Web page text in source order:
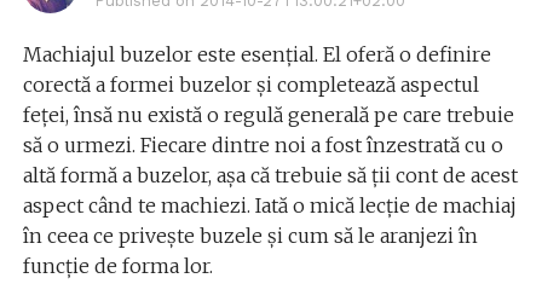
Machiajul buzelor este esențial. El oferă o definire
corectă a formei buzelor și completează aspectul
feței, însă nu există o regulă generală pe care trebuie
să o urmezi. Fiecare dintre noi a fost înzestrată cu o
altă formă a buzelor, așa că trebuie să ții cont de acest
aspect când te machiezi. Iată o mică lecție de machiaj
în ceea ce privește buzele și cum să le aranjezi în
funcție de forma lor.